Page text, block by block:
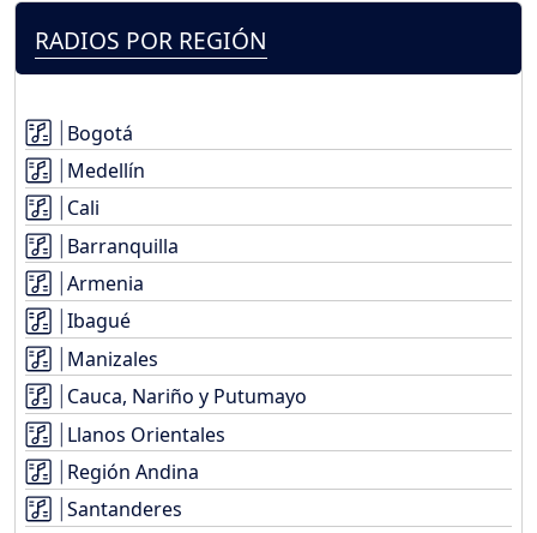
RADIOS POR REGIÓN
Bogotá
Medellín
Cali
Barranquilla
Armenia
Ibagué
Manizales
Cauca, Nariño y Putumayo
Llanos Orientales
Región Andina
Santanderes